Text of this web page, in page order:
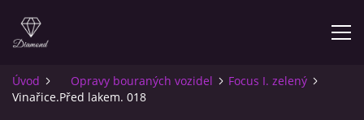
ÚVOD
Úvod Opravy bouraných vozidel
Focus I. zelený
Vinařice.Před lakem. 018